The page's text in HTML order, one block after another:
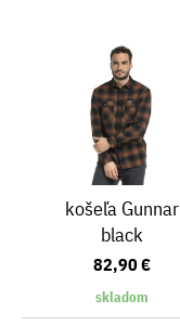
košeľa Gunnar
black
82,90 €
skladom